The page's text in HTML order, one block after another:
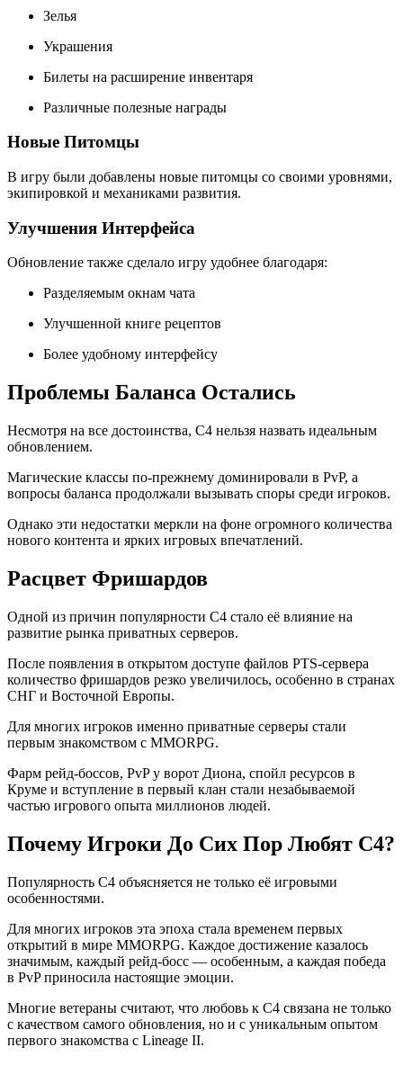
Зелья
Украшения
Билеты на расширение инвентаря
Различные полезные награды
Новые Питомцы
В игру были добавлены новые питомцы со своими уровнями,
экипировкой и механиками развития.
Улучшения Интерфейса
Обновление также сделало игру удобнее благодаря:
Разделяемым окнам чата
Улучшенной книге рецептов
Более удобному интерфейсу
Проблемы Баланса Остались
Несмотря на все достоинства, C4 нельзя назвать идеальным
обновлением.
Магические классы по-прежнему доминировали в PvP, а
вопросы баланса продолжали вызывать споры среди игроков.
Однако эти недостатки меркли на фоне огромного количества
нового контента и ярких игровых впечатлений.
Расцвет Фришардов
Одной из причин популярности C4 стало её влияние на
развитие рынка приватных серверов.
После появления в открытом доступе файлов PTS-сервера
количество фришардов резко увеличилось, особенно в странах
СНГ и Восточной Европы.
Для многих игроков именно приватные серверы стали
первым знакомством с MMORPG.
Фарм рейд-боссов, PvP у ворот Диона, спойл ресурсов в
Круме и вступление в первый клан стали незабываемой
частью игрового опыта миллионов людей.
Почему Игроки До Сих Пор Любят C4?
Популярность C4 объясняется не только её игровыми
особенностями.
Для многих игроков эта эпоха стала временем первых
открытий в мире MMORPG. Каждое достижение казалось
значимым, каждый рейд-босс — особенным, а каждая победа
в PvP приносила настоящие эмоции.
Многие ветераны считают, что любовь к C4 связана не только
с качеством самого обновления, но и с уникальным опытом
первого знакомства с Lineage II.